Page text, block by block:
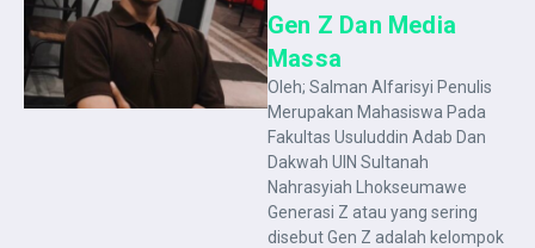
Gen Z Dan Media
Massa
Oleh; Salman Alfarisyi Penulis
Merupakan Mahasiswa Pada
Fakultas Usuluddin Adab Dan
Dakwah UIN Sultanah
Nahrasyiah Lhokseumawe
Generasi Z atau yang sering
disebut Gen Z adalah kelompok